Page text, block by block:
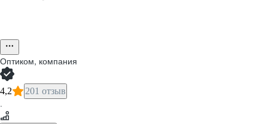
Оптиком, компания
4,2 201 отзыв
·